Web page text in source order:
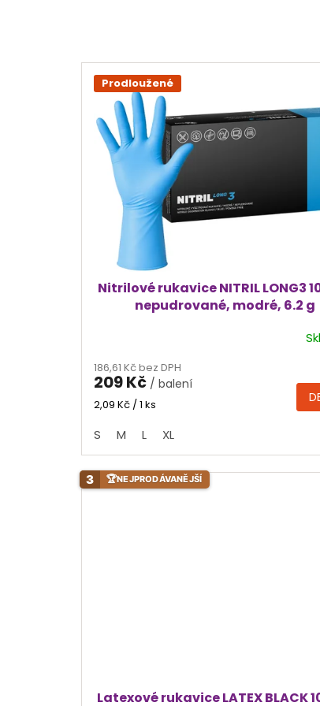
V
Prodloužené
Nitrilové rukavice NITRIL LONG3
nepudrované, modré, 6.2 g
produktu
je
4,6
5
186,61 Kč bez DPH
209 Kč / balení
Měrná
2,09 Kč / 1 ks
S M L XL
Latexové rukavice LATEX BLACK
3 🏆NEJPRODÁVANĚJŠÍ